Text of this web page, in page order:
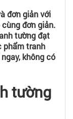
đơn giản với
đơn giản.
tường đạt
phẩm tranh
không có
tường